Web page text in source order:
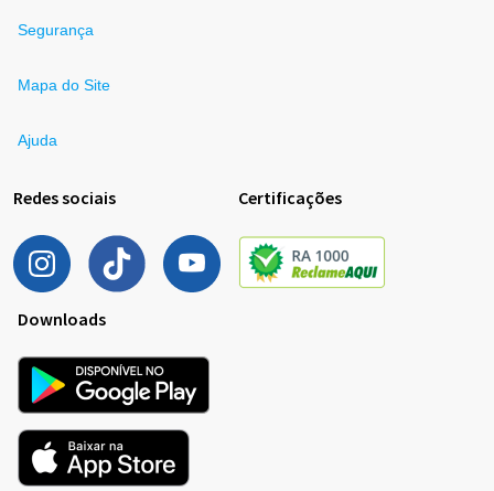
Segurança
Mapa do Site
Ajuda
Redes sociais Certificações
Downloads